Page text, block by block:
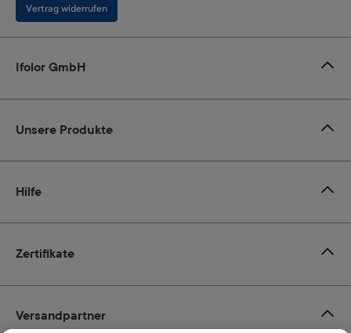
Zertifikate
Vertrag widerrufen
Ifolor GmbH
Unsere Produkte
Hilfe
Versandpartner